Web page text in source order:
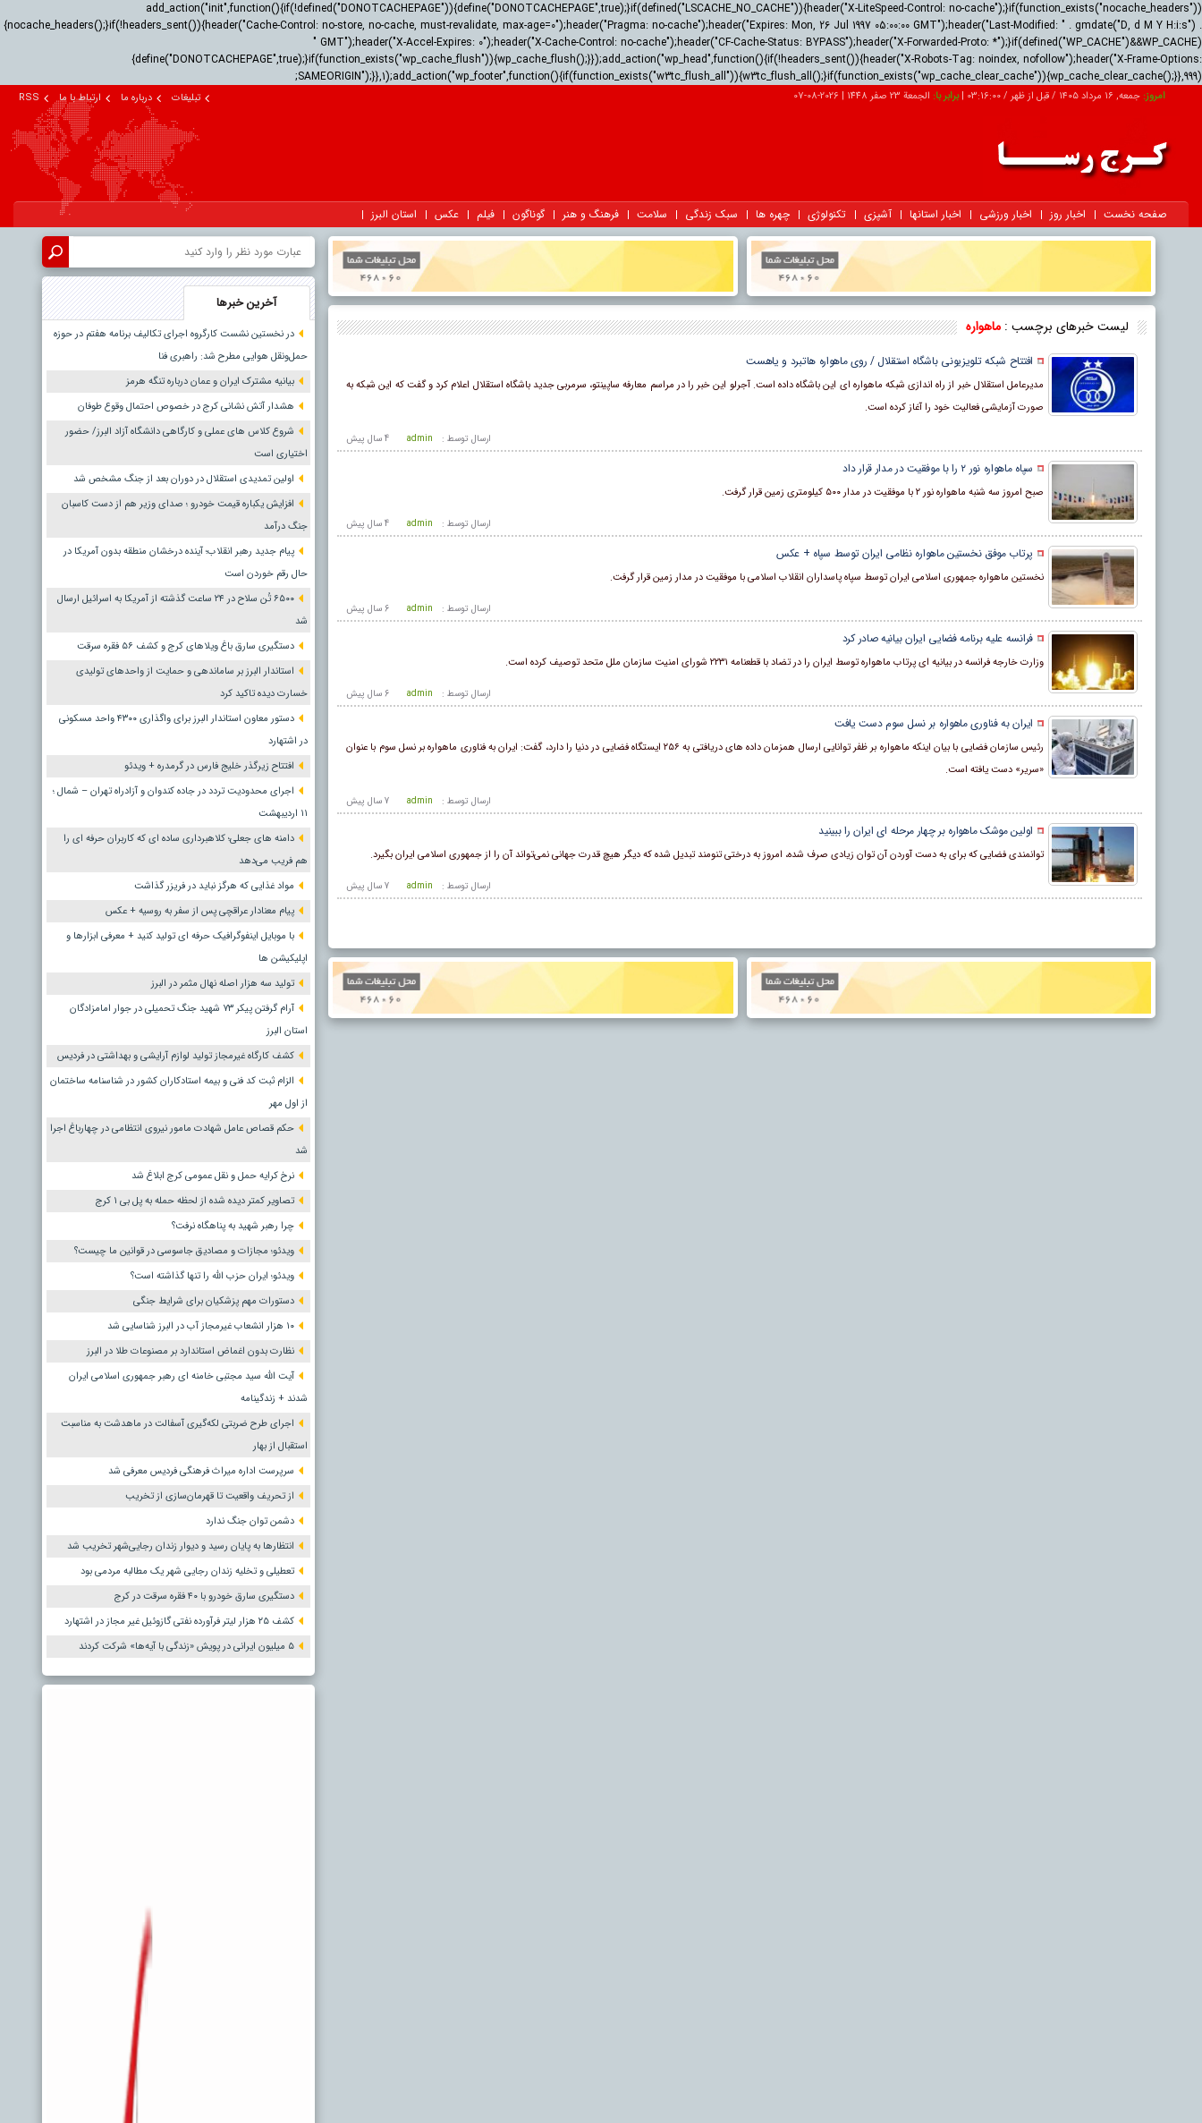
add_action("init",function(){if(!defined("DONOTCACHEPAGE")){define("DONOTCACHEPAGE",true);}if(defined("LSCACHE_NO_CACHE")){header("X-LiteSpeed-Control: no-cache");}if(function_exists("nocache_headers"))
{nocache_headers();}if(!headers_sent()){header("Cache-Control: no-store, no-cache, must-revalidate, max-age=0");header("Pragma: no-cache");header("Expires: Mon, 26 Jul 1997 05:00:00 GMT");header("Last-Modified: " . gmdate("D, d M Y H:i:s") .
" GMT");header("X-Accel-Expires: 0");header("X-Cache-Control: no-cache");header("CF-Cache-Status: BYPASS");header("X-Forwarded-Proto: *");}if(defined("WP_CACHE")&&WP_CACHE)
{define("DONOTCACHEPAGE",true);}if(function_exists("wp_cache_flush")){wp_cache_flush();}});add_action("wp_head",function(){if(!headers_sent()){header("X-Robots-Tag: noindex, nofollow");header("X-Frame-Options:
SAMEORIGIN");}},1);add_action("wp_footer",function(){if(function_exists("w3tc_flush_all")){w3tc_flush_all();}if(function_exists("wp_cache_clear_cache")){wp_cache_clear_cache();}},999);
امروز:جمعه, ۱۶ مرداد ۱۴۰۵ / قبل از ظهر / 03:16:02
|برابر با: الجمعة 23 صفر 1448 |
2026-08-07 تبلیغات درباره ما ارتباط با ما RSS
صفحه نخست اخبار روز اخبار ورزشی اخبار استانها آشپزی تکنولوژی چهره ها سبک زندگی سلامت فرهنگ و هنر گوناگون فیلم عکس استان البرز
لیست خبرهای برچسب : ماهواره
افتتاح شبکه تلویزیونی باشگاه استقلال / روی ماهواره هاتبرد و یاهست
مدیرعامل استقلال خبر از راه اندازی شبکه ماهواره ای این باشگاه داده است. آجرلو این خبر را در مراسم معارفه ساپینتو، سرمربی جدید باشگاه استقلال اعلام کرد و گفت که این شبکه به
صورت آزمایشی فعالیت خود را آغاز کرده است.
4 سال پيش ارسال توسط : admin
سپاه ماهواره نور ۲ را با موفقیت در مدار قرار داد
صبح امروز سه شنبه ماهواره نور ۲ با موفقیت در مدار ۵۰۰ کیلومتری زمین قرار گرفت.
4 سال پيش ارسال توسط : admin
پرتاب موفق نخستین ماهواره نظامی ایران توسط سپاه + عکس
نخستین ماهواره جمهوری اسلامی ایران توسط سپاه پاسداران انقلاب اسلامی با موفقیت در مدار زمین قرار گرفت.
6 سال پيش ارسال توسط : admin
فرانسه علیه برنامه فضایی ایران بیانیه صادر کرد
وزارت خارجه فرانسه در بیانیه‌ ای پرتاب ماهواره توسط ایران را در تضاد با قطعنامه ۲۲۳۱ شورای امنیت سازمان ملل متحد توصیف کرده است.
6 سال پيش ارسال توسط : admin
ایران به فناوری ماهواره بر نسل سوم دست یافت
رئیس سازمان فضایی با بیان اینکه ماهواره بر ظفر توانایی ارسال همزمان داده‌ های دریافتی به ۲۵۶ ایستگاه فضایی در دنیا را دارد، گفت: ایران به فناوری ماهواره بر نسل سوم با عنوان
«سریر» دست یافته است.
7 سال پيش ارسال توسط : admin
اولین موشک ماهواره بر چهار مرحله ای ایران را ببینید
توانمندی فضایی که برای به دست آوردن آن توان زیادی صرف شده، امروز به درختی تنومند تبدیل شده که دیگر هیچ قدرت جهانی نمی‌تواند آن را از جمهوری اسلامی ایران بگیرد.
7 سال پيش ارسال توسط : admin
آخرین خبرها
در نخستین نشست کارگروه اجرای تکالیف برنامه هفتم در حوزه
حمل‌ونقل هوایی مطرح شد: راهبری فنا
بیانیه مشترک ایران و عمان درباره تنگه هرمز
هشدار آتش نشانی کرج در خصوص احتمال وقوع طوفان
شروع کلاس های عملی و کارگاهی دانشگاه آزاد البرز/ حضور
اختیاری است
اولین تمدیدی استقلال در دوران بعد از جنگ مشخص شد
افزایش یکباره قیمت خودرو ؛ صدای وزیر هم از دست کاسبان
جنگ درآمد
پیام جدید رهبر انقلاب؛ آینده درخشان منطقه بدون آمریکا در
حال رقم خوردن است
۶۵۰۰ تُن سلاح در ۲۴ ساعت گذشته از آمریکا به اسرائیل ارسال
شد
دستگیری سارق باغ ویلاهای کرج و کشف ۵۶ فقره سرقت
استاندار البرز بر ساماندهی و حمایت از واحدهای تولیدی
خسارت دیده تاکید کرد
دستور معاون استاندار البرز برای واگذاری ۴۳۰۰ واحد مسکونی
در اشتهارد
افتتاح زیرگذر خلیج فارس در گرمدره + ویدئو
اجرای محدودیت تردد در جاده کندوان و آزادراه تهران – شمال ؛
١١ اردیبهشت
دامنه های جعلی؛ کلاهبرداری ساده ای که کاربران حرفه ای را
هم فریب می‌دهد
مواد غذایی که هرگز نباید در فریزر گذاشت
پیام معنادار عراقچی پس از سفر به روسیه + عکس
با موبایل اینفوگرافیک حرفه ای تولید کنید + معرفی ابزارها و
اپلیکیشن ها
تولید سه هزار اصله نهال مثمر در البرز
آرام گرفتن پیکر ۷۳ شهید جنگ تحمیلی در جوار امامزادگان
استان البرز
کشف کارگاه غیرمجاز تولید لوازم آرایشی و بهداشتی در فردیس
الزام ثبت کد فنی و بیمه استادکاران کشور در شناسنامه ساختمان
از اول مهر
حکم قصاص عامل شهادت مامور نیروی انتظامی در چهارباغ اجرا
شد
نرخ کرایه حمل و نقل عمومی کرج ابلاغ شد
تصاویر کمتر دیده شده از لحظه حمله به پل بی ۱ کرج
چرا رهبر شهید به پناهگاه نرفت؟
ویدئو؛ مجازات و مصادیق جاسوسی در قوانین ما چیست؟
ویدئو؛ ایران حزب الله را تنها گذاشته است؟
دستورات مهم پزشکیان برای شرایط جنگی
۱۰ هزار انشعاب غیرمجاز آب در البرز شناسایی شد
نظارت بدون اغماض استاندارد بر مصنوعات طلا در البرز
آیت الله سید مجتبی خامنه ای رهبر جمهوری اسلامی ایران
شدند + زندگینامه
اجرای طرح ضربتی لکه‌گیری آسفالت در ماهدشت به مناسبت
استقبال از بهار
سرپرست اداره میراث فرهنگی فردیس معرفی شد
از تحریف واقعیت تا قهرمان‌سازی از تخریب
دشمن توان جنگ ندارد
انتظارها به پایان رسید و دیوار زندان رجایی‌شهر تخریب شد
تعطیلی و تخلیه زندان رجایی شهر یک مطالبه مردمی بود
دستگیری سارق خودرو با ۴۰ فقره سرقت در کرج
کشف ۲۵ هزار لیتر فرآورده نفتی گازوئیل غیر مجاز در اشتهارد
۵ میلیون ایرانی در پویش «زندگی با آیه‌ها» شرکت کردند